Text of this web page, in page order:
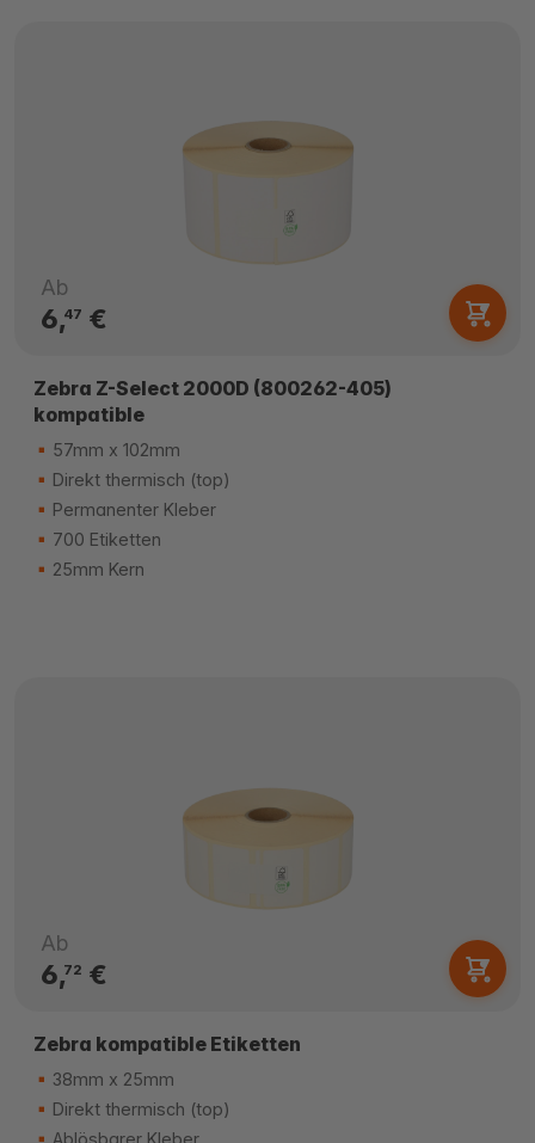
Ab
6,47 €
Zebra Z-Select 2000D (800262-405)
kompatible
57mm x 102mm
Direkt thermisch (top)
Permanenter Kleber
700 Etiketten
25mm Kern
Ab
6,72 €
Zebra kompatible Etiketten
38mm x 25mm
Direkt thermisch (top)
Ablösbarer Kleber